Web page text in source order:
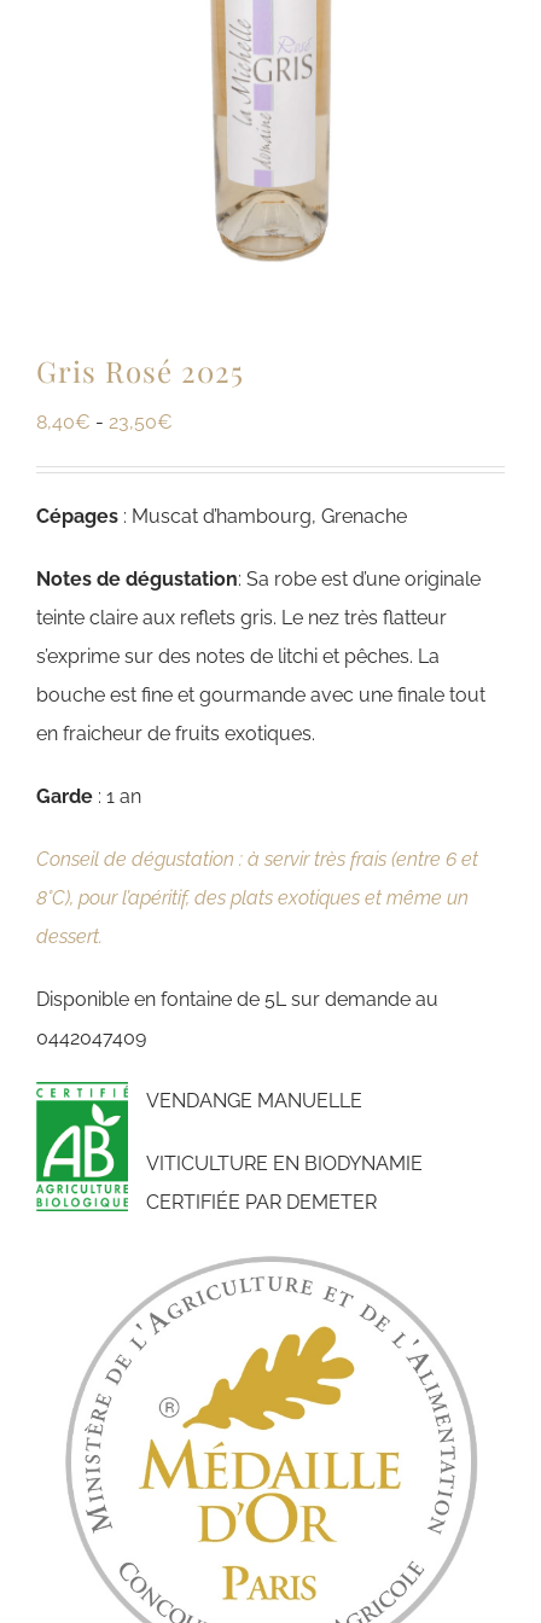
Gris Rosé 2025
8,40€ - 23,50€
Cépages : Muscat d’hambourg, Grenache
Notes de dégustation: Sa robe est d’une originale
teinte claire aux reflets gris. Le nez très flatteur
s’exprime sur des notes de litchi et pêches. La
bouche est fine et gourmande avec une finale tout
en fraicheur de fruits exotiques.
Garde : 1 an
Conseil de dégustation : à servir très frais (entre 6 et
8°C), pour l’apéritif, des plats exotiques et même un
dessert.
Disponible en fontaine de 5L sur demande au
0442047409
VENDANGE MANUELLE
VITICULTURE EN BIODYNAMIE
CERTIFIÉE PAR DEMETER